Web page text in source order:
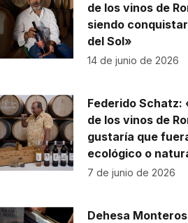
de los vinos de
siendo
del Sol»
14 de junio de 2026
Federido Schatz:
de los vinos de
gustaría que
ecológico o
7 de junio de 2026
Dehesa